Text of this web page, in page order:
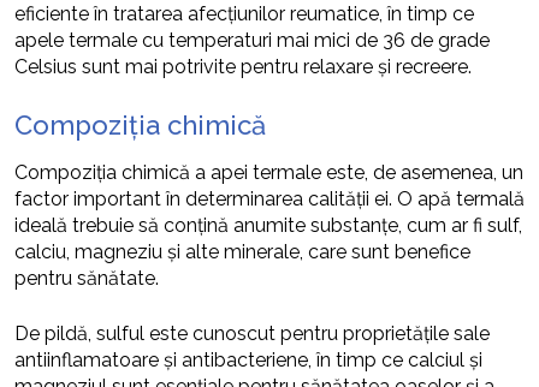
eficiente în tratarea afecțiunilor reumatice, în timp ce
apele termale cu temperaturi mai mici de 36 de grade
Celsius sunt mai potrivite pentru relaxare și recreere.
Compoziția chimică
Compoziția chimică a apei termale este, de asemenea, un
factor important în determinarea calității ei. O apă termală
ideală trebuie să conțină anumite substanțe, cum ar fi sulf,
calciu, magneziu și alte minerale, care sunt benefice
pentru sănătate.
De pildă, sulful este cunoscut pentru proprietățile sale
antiinflamatoare și antibacteriene, în timp ce calciul și